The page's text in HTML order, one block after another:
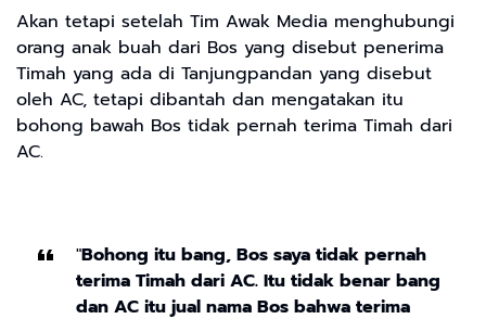
Akan tetapi setelah Tim Awak Media menghubungi
orang anak buah dari Bos yang disebut penerima
Timah yang ada di Tanjungpandan yang disebut
oleh AC, tetapi dibantah dan mengatakan itu
bohong bawah Bos tidak pernah terima Timah dari
AC.
"Bohong itu bang, Bos saya tidak pernah
terima Timah dari AC. Itu tidak benar bang
dan AC itu jual nama Bos bahwa terima